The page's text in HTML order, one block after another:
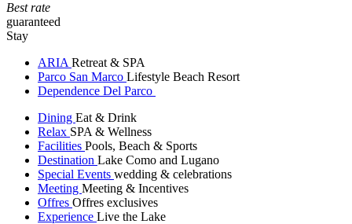
Best rate
guaranteed
Stay
ARIA Retreat & SPA
Parco San Marco Lifestyle Beach Resort
Dependence Del Parco
Dining Eat & Drink
Relax SPA & Wellness
Facilities Pools, Beach & Sports
Destination Lake Como and Lugano
Special Events wedding & celebrations
Meeting Meeting & Incentives
Offres Offres exclusives
Experience Live the Lake